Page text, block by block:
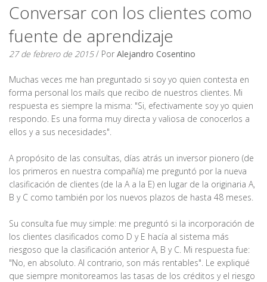
Conversar con los clientes como
fuente de aprendizaje
27 de febrero de 2015/ Por Alejandro Cosentino
Muchas veces me han preguntado si soy yo quien contesta en
forma personal los mails que recibo de nuestros clientes. Mi
respuesta es siempre la misma: "Si, efectivamente soy yo quien
respondo. Es una forma muy directa y valiosa de conocerlos a
ellos y a sus necesidades".
A propósito de las consultas, días atrás un inversor pionero (de
los primeros en nuestra compañía) me preguntó por la nueva
clasificación de clientes (de la A a la E) en lugar de la originaria A,
B y C como también por los nuevos plazos de hasta 48 meses.
Su consulta fue muy simple: me preguntó si la incorporación de
los clientes clasificados como D y E hacía al sistema más
riesgoso que la clasificación anterior A, B y C. Mi respuesta fue:
"No, en absoluto. Al contrario, son más rentables". Le expliqué
que siempre monitoreamos las tasas de los créditos y el riesgo